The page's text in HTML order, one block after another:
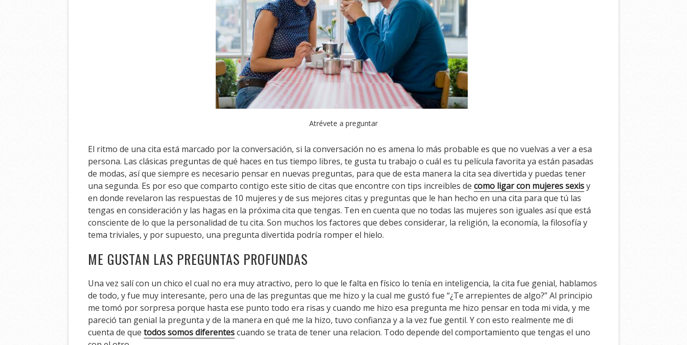
Atrévete a preguntar
El ritmo de una cita está marcado por la conversación, si la conversación no es amena lo más probable es que no vuelvas a ver a esa
persona. Las clásicas preguntas de qué haces en tus tiempo libres, te gusta tu trabajo o cuál es tu película favorita ya están pasadas
de modas, así que siempre es necesario pensar en nuevas preguntas, para que de esta manera la cita sea divertida y puedas tener
una segunda. Es por eso que comparto contigo este sitio de citas que encontre con tips increibles decomo ligar con mujeres sexisy
en donde revelaron las respuestas de 10 mujeres y de sus mejores citas y preguntas que le han hecho en una cita para que tú las
tengas en consideración y las hagas en la próxima cita que tengas. Ten en cuenta que no todas las mujeres son iguales así que está
consciente de lo que la personalidad de tu cita. Son muchos los factores que debes considerar, la religión, la economía, la filosofía y
tema triviales, y por supuesto, una pregunta divertida podría romper el hielo.
ME GUSTAN LAS PREGUNTAS PROFUNDAS
Una vez salí con un chico el cual no era muy atractivo, pero lo que le falta en físico lo tenía en inteligencia, la cita fue genial, hablamos
de todo, y fue muy interesante, pero una de las preguntas que me hizo y la cual me gustó fue “¿Te arrepientes de algo?” Al principio
me tomó por sorpresa porque hasta ese punto todo era risas y cuando me hizo esa pregunta me hizo pensar en toda mi vida, y me
pareció tan genial la pregunta y de la manera en qué me la hizo, tuvo confianza y a la vez fue gentil. Y con esto realmente me di
cuenta de quetodos somos diferentescuando se trata de tener una relacion. Todo depende del comportamiento que tengas el uno